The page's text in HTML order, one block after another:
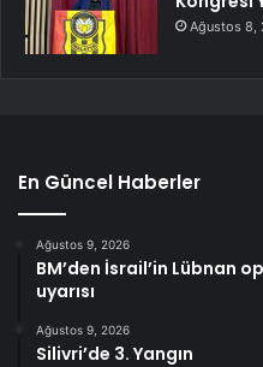
Ağustos 8,
En Güncel Haberler
Ağustos 9, 2026
BM’den İsrail’in Lübnan
uyarısı
Ağustos 9, 2026
Silivri’de 3. Yangın